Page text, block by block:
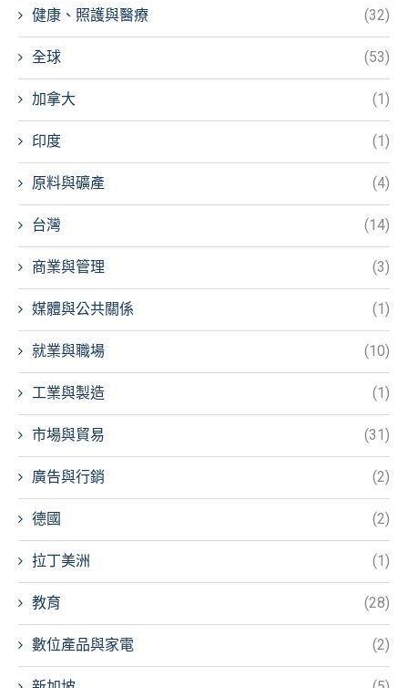
健康、照護與醫療 (32)
全球 (53)
加拿大 (1)
印度 (1)
原料與礦產 (4)
台灣 (14)
商業與管理 (3)
媒體與公共關係 (1)
就業與職場 (10)
工業與製造 (1)
市場與貿易 (31)
廣告與行銷 (2)
德國 (2)
拉丁美洲 (1)
教育 (28)
數位產品與家電 (2)